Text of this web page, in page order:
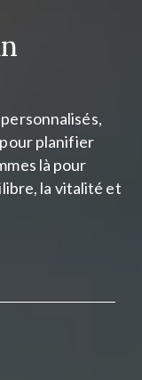
planifier
là pour
la vitalité et